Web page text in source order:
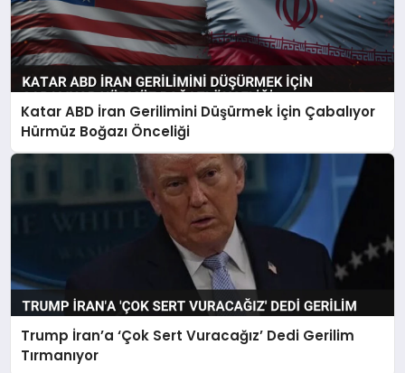
Katar ABD İran Gerilimini Düşürmek İçin Çabalıyor
Hürmüz Boğazı Önceliği
Trump İran’a ‘Çok Sert Vuracağız’ Dedi Gerilim
Tırmanıyor